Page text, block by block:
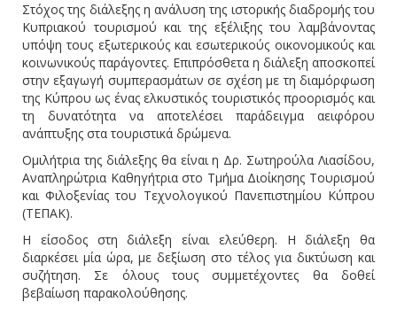
Στόχος της διάλεξης η ανάλυση της ιστορικής διαδρομής του
Κυπριακού τουρισμού και της εξέλιξης του λαμβάνοντας
υπόψη τους εξωτερικούς και εσωτερικούς οικονομικούς και
κοινωνικούς παράγοντες. Επιπρόσθετα η διάλεξη αποσκοπεί
στην εξαγωγή συμπερασμάτων σε σχέση με τη διαμόρφωση
της Κύπρου ως ένας ελκυστικός τουριστικός προορισμός και
τη δυνατότητα να αποτελέσει παράδειγμα αειφόρου
ανάπτυξης στα τουριστικά δρώμενα.
Ομιλήτρια της διάλεξης θα είναι η Δρ. Σωτηρούλα Λιασίδου,
Αναπληρώτρια Καθηγήτρια στο Τμήμα Διοίκησης Τουρισμού
και Φιλοξενίας του Τεχνολογικού Πανεπιστημίου Κύπρου
(ΤΕΠΑΚ).
Η είσοδος στη διάλεξη είναι ελεύθερη. Η διάλεξη θα
διαρκέσει μία ώρα, με δεξίωση στο τέλος για δικτύωση και
συζήτηση. Σε όλους τους συμμετέχοντες θα δοθεί
βεβαίωση παρακολούθησης.